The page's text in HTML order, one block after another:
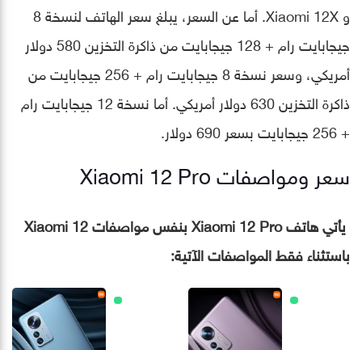
و Xiaomi 12X. أما عن السعر، يبلغ سعر الهاتف لنسخة 8
جيجابايت رام + 128 جيجابايت من ذاكرة التخزين 580 دولار
أمريكي، وسعر نسخة 8 جيجابايت رام + 256 جيجابايت من
ذاكرة التخزين 630 دولار أمريكي. أما نسخة 12 جيجابايت رام
+ 256 جيجابايت بسعر 690 دولار.
سعر ومواصفات Xiaomi 12 Pro
يأتي هاتف Xiaomi 12 Pro بنفس مواصفات Xiaomi 12
باستثناء فقط المواصفات الآتية: